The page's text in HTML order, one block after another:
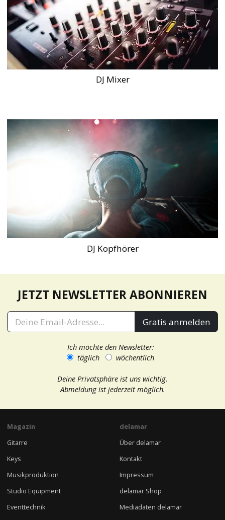
DJ Mixer
DJ Kopfhörer
JETZT NEWSLETTER ABONNIEREN
Gratis anmelden
Ich möchte den Newsletter:
täglich
wöchentlich
Deine Privatsphäre ist uns wichtig.
Abmeldung ist jederzeit möglich.
Magazin
Gitarre
Keys
Musikproduktion
Studio Equipment
Eventtechnik
delamar
Über delamar
Kontakt
Impressum
delamar Shop
Mediadaten delamar